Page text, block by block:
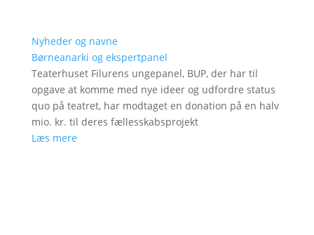
Nyheder og navne
Børneanarki og ekspertpanel
Teaterhuset Filurens ungepanel, BUP, der har til
opgave at komme med nye ideer og udfordre status
quo på teatret, har modtaget en donation på en halv
mio. kr. til deres fællesskabsprojekt
Læs mere